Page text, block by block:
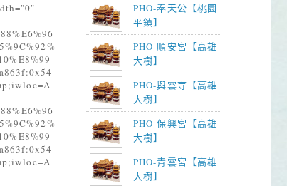
PHO-奉天公【桃園
平鎮】
PHO-順安宮【高雄
大樹】
PHO-與雲寺【高雄
大樹】
PHO-保興宮【高雄
大樹】
PHO-青雲宮【高雄
大樹】